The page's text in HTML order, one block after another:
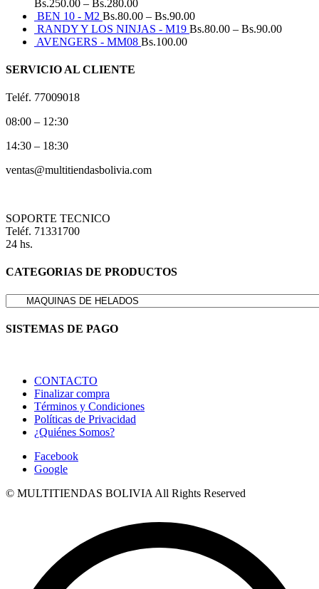
Bs.250.00 – Bs.280.00
BEN 10 - M2 Bs.80.00 – Bs.90.00
RANDY Y LOS NINJAS - M19 Bs.80.00 – Bs.90.00
AVENGERS - MM08 Bs.100.00
SERVICIO AL CLIENTE
Teléf. 77009018
08:00 – 12:30
14:30 – 18:30
ventas@multitiendasbolivia.com
SOPORTE TECNICO
Teléf. 71331700
24 hs.
CATEGORIAS DE PRODUCTOS
SISTEMAS DE PAGO
CONTACTO
Finalizar compra
Términos y Condiciones
Políticas de Privacidad
¿Quiénes Somos?
Facebook
Google
© MULTITIENDAS BOLIVIA All Rights Reserved